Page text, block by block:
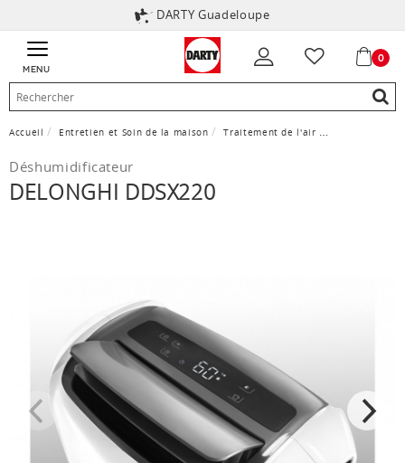
DARTY Guadeloupe
MENU
0
Accueil Entretien et Soin de la maison Traitement de l'air
Déshumidificateur
DELONGHI DDSX220